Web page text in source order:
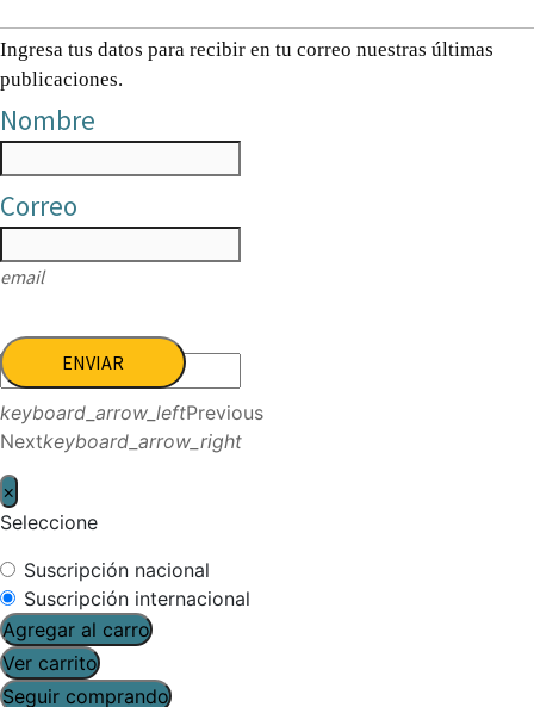
Ingresa tus datos para recibir en tu correo nuestras últimas
publicaciones.
Nombre
Correo
email
ENVIAR
keyboard_arrow_leftPrevious
Nextkeyboard_arrow_right
×
Seleccione
Suscripción nacional
Suscripción internacional
Agregar al carro
Ver carrito
Seguir comprando